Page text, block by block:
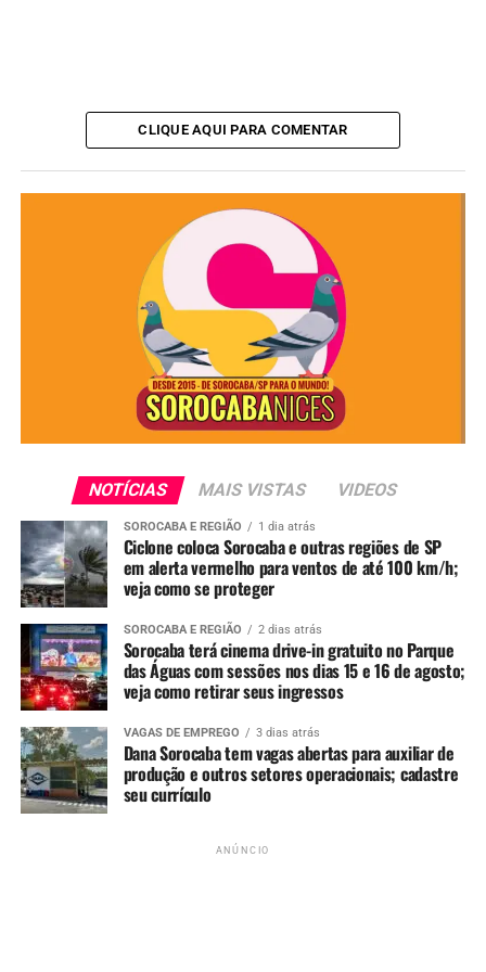
Figurinhas da Copa são principal
atrativo da campanha
Com a proximidade da Copa do Mundo Fifa 2026, os
álbuns e figurinhas voltam a mobilizar colecionadores,
crianças, jovens e adultos. Pensando nisso, a Prefeitura
incentivo para aumentar as doações.
Cada pessoa que entregar 1 kg de alimento não perecível
receberá um pacote de figurinhas da Copa, enquanto
durarem os estoques disponíveis para a ação.
Parceria com iniciativa privada
garante realização sem custos
ao município
Segundo a Prefeitura, a ação não gerará custos aos cofres
públicos. Os pacotes de figurinhas foram doados por
campanha beneficie tanto os colecionadores quanto as
CLIQUE AQUI PARA COMENTAR
NOTÍCIAS MAIS VISTAS VIDEOS
SOROCABA E REGIÃO 1 dia atrás
Ciclone coloca Sorocaba e outras regiões de SP
em alerta vermelho para ventos de até 100 km/h;
veja como se proteger
SOROCABA E REGIÃO 2 dias atrás
Sorocaba terá cinema drive-in gratuito no Parque
das Águas com sessões nos dias 15 e 16 de agosto;
veja como retirar seus ingressos
VAGAS DE EMPREGO 3 dias atrás
Dana Sorocaba tem vagas abertas para auxiliar de
produção e outros setores operacionais; cadastre
seu currículo
ANÚNCIO